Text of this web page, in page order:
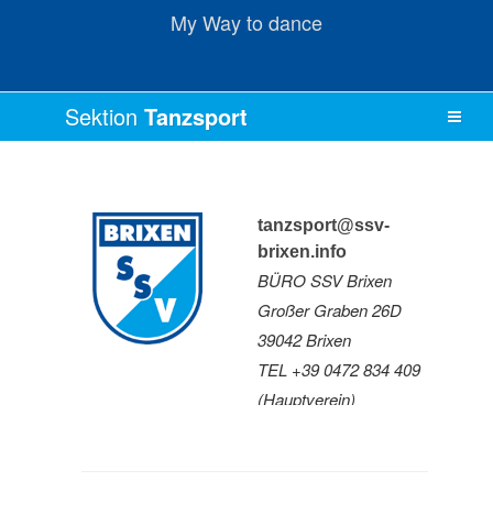
My Way to dance
Sektion Tanzsport
tanzsport@ssv-
brixen.info
BÜRO SSV Brixen
Großer Graben 26D
39042 Brixen
TEL +39 0472 834 409
(Hauptverein)